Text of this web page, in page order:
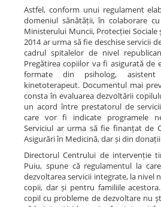
Astfel, conform unui regulament
domeniul sănătății, în colaborare
Ministerului Muncii, Protecției Sociale
2014 ar urma să fie deschise servicii
cadrul spitalelor de nivel
Pregătirea copiilor va fi asigurată de
formate din psiholog,
kinetoterapeut. Documentul mai
consta în evaluarea dezvoltării
un acord între prestatorul de
care vor fi indicate programele
Serviciul ar urma să fie finanțat de
Asigurări în Medicină, dar și din
Directorul Centrului de intervenție
Puiu, spune că regulamentul la
dezvoltarea servicii integrate, la nivel
copii, dar și pentru familiile
copil cu probleme de dezvoltare nu